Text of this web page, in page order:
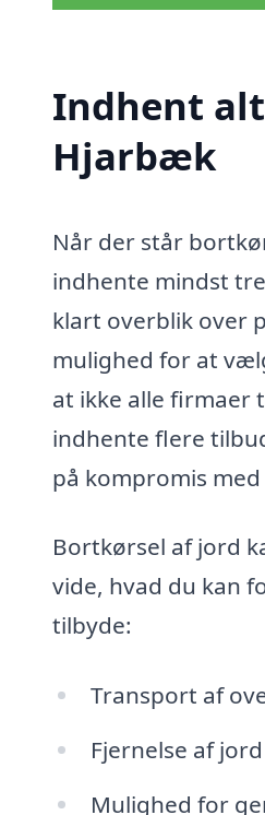
Indhent
Hjarbæk
Når der står
indhente mindst
klart overblik over
mulighed for at
at ikke alle firmaer
indhente flere
på kompromis
Bortkørsel af jord
vide, hvad du kan
tilbyde:
Transport af
Fjernelse af
Mulighed for